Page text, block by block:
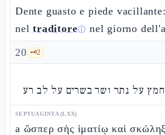
Dente guasto e piede
neltraditoreⓘ nel giorno
20 🗝️2
חמץ על נתר ושר בשרים על לב רע
SEPTUAGINTA (LXX)
a ὥσπερ σὴς ἱματίῳ καὶ